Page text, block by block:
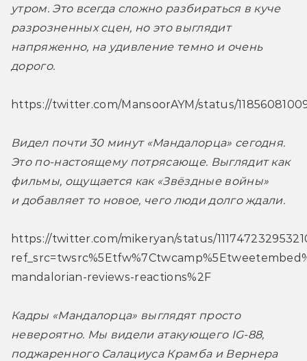
утром. Это всегда сложно разбираться в куче
разрозненных сцен, но это выглядит
напряженно, на удивление темно и очень
дорого.
https://twitter.com/MansoorAYM/status/
Видел почти 30 минут «Мандалорца» сегодня.
Это по-настоящему потрясающе. Выглядит как
фильмы, ощущается как «Звёздные войны»
и добавляет то новое, чего люди долго ждали.
https://twitter.com/mikeryan/status/
mandalorian-reviews-reactions%2F
Кадры «Мандалорца» выглядят просто
невероятно. Мы видели атакующего IG-88,
поджаренного Салациуса Крамба и Вернера